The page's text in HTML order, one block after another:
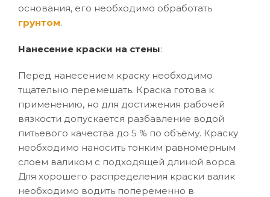
основания, его необходимо обработать
грунтом.
Нанесение краски на стены:
Перед нанесением краску необходимо
тщательно перемешать. Краска готова к
применению, но для достижения рабочей
вязкости допускается разбавление водой
питьевого качества до 5 % по объёму. Краску
необходимо наносить тонким равномерным
слоем валиком с подходящей длиной ворса.
Для хорошего распределения краски валик
необходимо водить попеременно в